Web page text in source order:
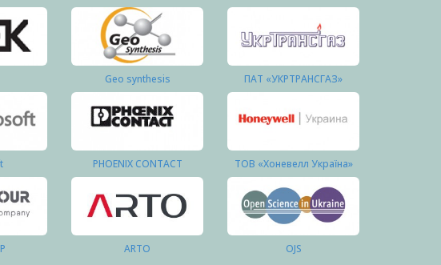
Geo synthesis ПАТ «УКРТРАНСГАЗ»
PHOENIX CONTACT ТОВ «Хоневелл Україна»
ARTO OJS